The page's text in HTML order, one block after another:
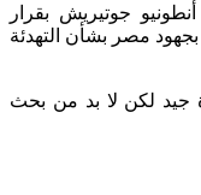
جوتيريش بقرار
مصر بشأن التهدئة
جيد لكن لا بد من بحث